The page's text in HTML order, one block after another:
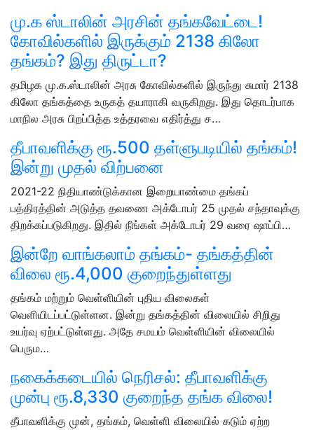
மு.க ஸ்டாலின் அரசின் தங்கவேட்டை!
கோவில்களில் இருக்கும் 2138 கிலோ
தங்கம்? இது திருட்டா?
தமிழக மு.க.ஸ்டாலின் அரசு கோவில்களில் இருந்து சுமார் 2138
கிலோ தங்கத்தை உருகத் தயாராகி வருகிறது. இது தொடர்பாக
மாநில அரசு பிறப்பித்த உத்தரவை எதிர்த்து ச…
தீபாவளிக்கு ரூ.500 தள்ளுபடியில் தங்கம்!
இன்று முதல் விற்பனை
2021-22 நிதியாண்டுக்கான இறையாண்மை தங்கப்
பத்திரத்தின் அடுத்த தவணை அக்டோபர் 25 முதல் சந்தாவுக்கு
திறக்கப்படுகிறது. இதில் நீங்கள் அக்டோபர் 29 வரை ஷாப்பி…
இன்றே வாங்கலாம் தங்கம்- தங்கத்தின்
விலை ரூ.4,000 குறைந்துள்ளது
தங்கம் மற்றும் வெள்ளியின் புதிய விலைகள்
வெளியிடப்பட்டுள்ளன. இன்று தங்கத்தின் விலையில் சிறிது
உயர்வு ஏற்பட்டுள்ளது. அதே சமயம் வெள்ளியின் விலையில்
பெரும…
நகைக்கடையில் நெரிசல்: தீபாவளிக்கு
முன்பு ரூ.8,330 குறைந்த தங்க விலை!
தீபாவளிக்கு முன், தங்கம், வெள்ளி விலையில் கடும் ஏற்ற